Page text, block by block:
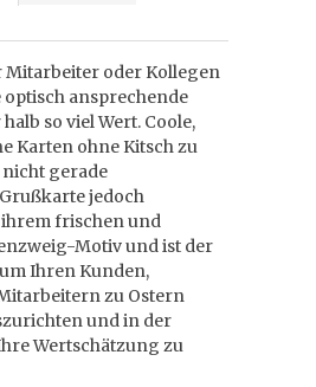
Mitarbeiter oder Kollegen
optisch ansprechende
so viel Wert. Coole,
Karten ohne Kitsch zu
gerade
jedoch
frischen und
Motiv und ist der
Ihren Kunden,
zu Ostern
und in der
Wertschätzung zu